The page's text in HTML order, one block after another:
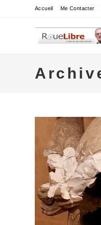
Accueil Me Contacter